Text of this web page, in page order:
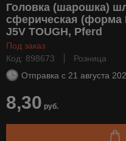
Головка (шарошка)
сферическая (форма
J5V TOUGH, Pferd
Под заказ
Код: 898673
Розница
Отправка с 21 августа
8,30 руб.